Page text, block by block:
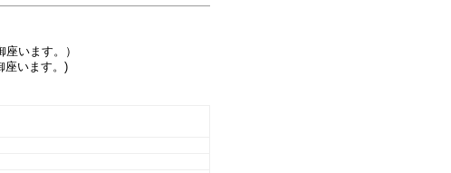
います。）
います。)